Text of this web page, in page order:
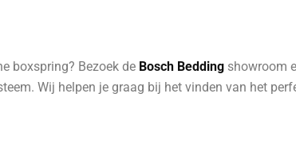
boxspring? Bezoek de Bosch Bedding showroom
Wij helpen je graag bij het vinden van het